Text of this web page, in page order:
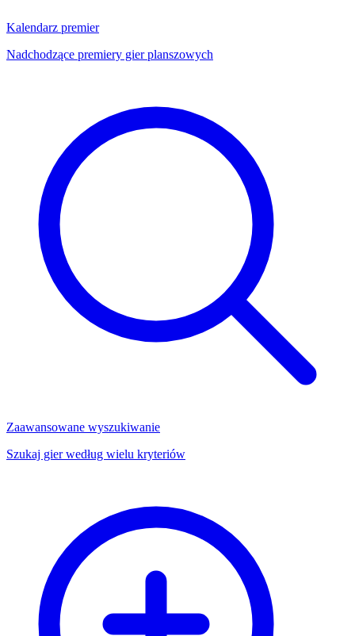
Kalendarz premier
Nadchodzące premiery gier planszowych
Zaawansowane wyszukiwanie
Szukaj gier według wielu kryteriów